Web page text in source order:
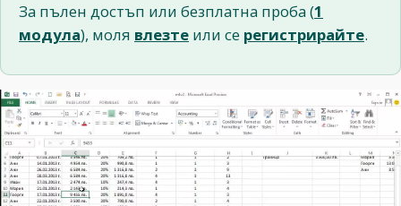
За пълен достъп или безплатна проба (1
модула), моля влезте или се регистрирайте.